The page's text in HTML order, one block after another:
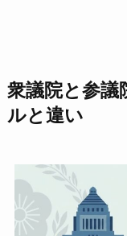
衆議院と参議
ルと違い